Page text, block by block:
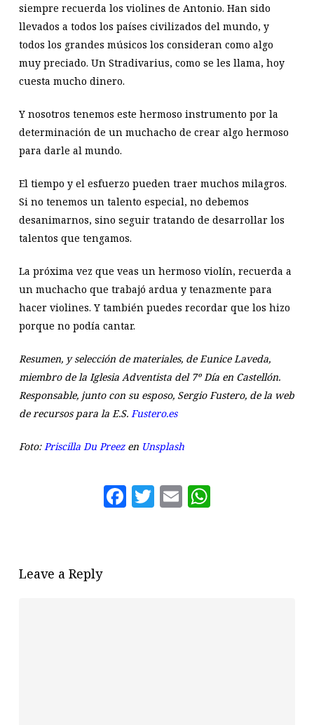
siempre recuerda los violines de Antonio. Han sido
llevados a todos los países civilizados del mundo, y
todos los grandes músicos los consideran como algo
muy preciado. Un Stradivarius, como se les llama, hoy
cuesta mucho dinero.
Y nosotros tenemos este hermoso instrumento por la
determinación de un muchacho de crear algo hermoso
para darle al mundo.
El tiempo y el esfuerzo pueden traer muchos milagros.
Si no tenemos un talento especial, no debemos
desanimarnos, sino seguir tratando de desarrollar los
talentos que tengamos.
La próxima vez que veas un hermoso violín, recuerda a
un muchacho que trabajó ardua y tenazmente para
hacer violines. Y también puedes recordar que los hizo
porque no podía cantar.
Resumen, y selección de materiales, de Eunice Laveda,
miembro de la Iglesia Adventista del 7º Día en Castellón.
Responsable, junto con su esposo, Sergio Fustero, de la web
de recursos para la E.S. Fustero.es
Foto: Priscilla Du Preezen Unsplash
Facebook
Twitter
Email
Leave a Reply